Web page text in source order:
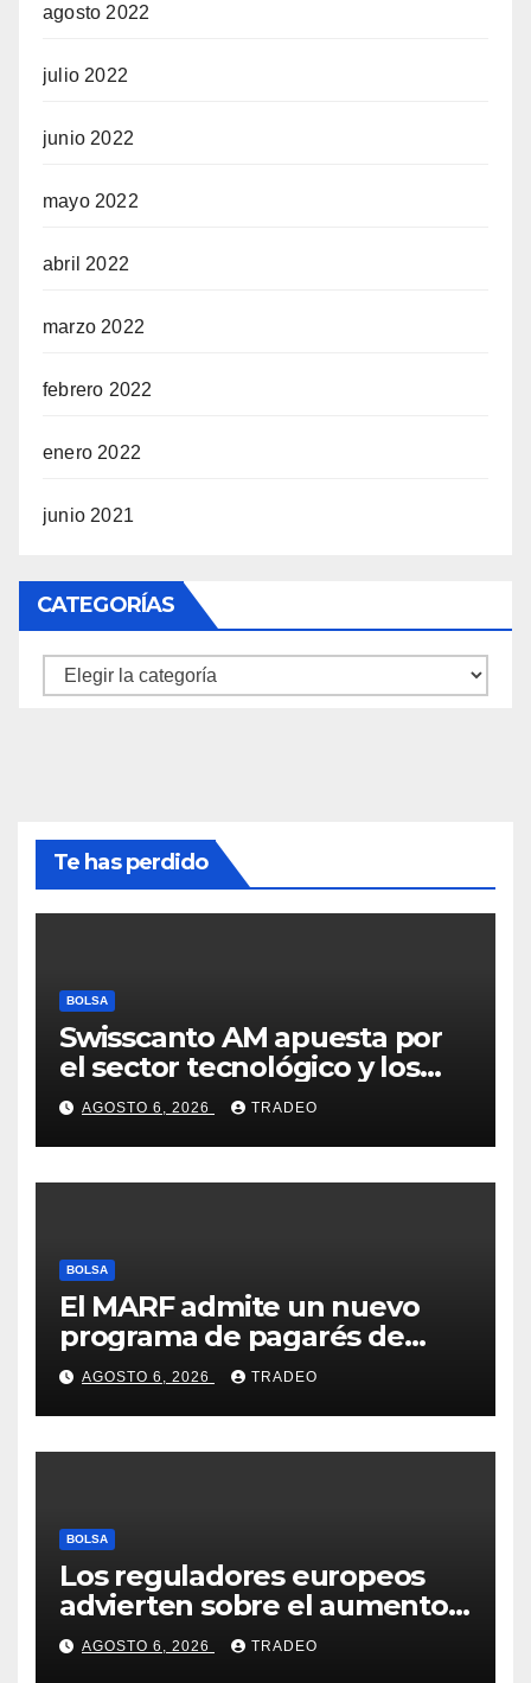
agosto 2022
julio 2022
junio 2022
mayo 2022
abril 2022
marzo 2022
febrero 2022
enero 2022
junio 2021
CATEGORÍAS
Categorías
Te has perdido
BOLSA
Swisscanto AM apuesta por
el sector tecnológico y los
valores cíclicos para ganar en
bolsa
AGOSTO 6, 2026 TRADEO
BOLSA
El MARF admite un nuevo
programa de pagarés de
Seresco por 20 millones de
euros
AGOSTO 6, 2026 TRADEO
BOLSA
Los reguladores europeos
advierten sobre el aumento
del fraude con criptos tras la
llegada de MiCA
AGOSTO 6, 2026 TRADEO